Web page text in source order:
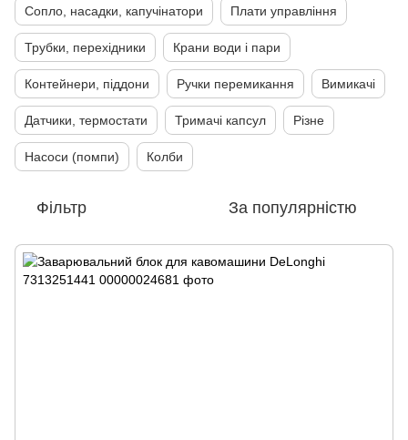
Сопло, насадки, капучінатори Плати управління
Трубки, перехідники Крани води і пари
Контейнери, піддони Ручки перемикання Вимикачі
Датчики, термостати Тримачі капсул Різне
Насоси (помпи) Колби
Фільтр За популярністю